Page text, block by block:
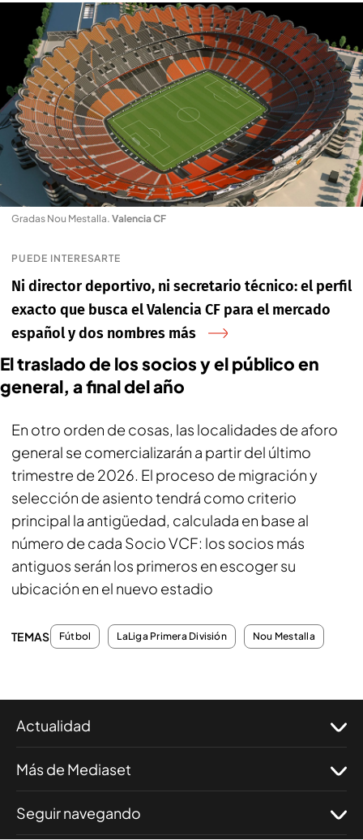
Gradas Nou Mestalla. Valencia CF
PUEDE INTERESARTE
Ni director deportivo, ni secretario técnico: el perfil
exacto que busca el Valencia CF para el mercado
español y dos nombres más
El traslado de los socios y el público en
general, a final del año
En otro orden de cosas, las localidades de aforo
general se comercializarán a partir del último
trimestre de 2026. El proceso de migración y
selección de asiento tendrá como criterio
principal la antigüedad, calculada en base al
número de cada Socio VCF: los socios más
antiguos serán los primeros en escoger su
ubicación en el nuevo estadio
TEMAS Fútbol LaLiga Primera División Nou Mestalla
Actualidad
Más de Mediaset
Seguir navegando